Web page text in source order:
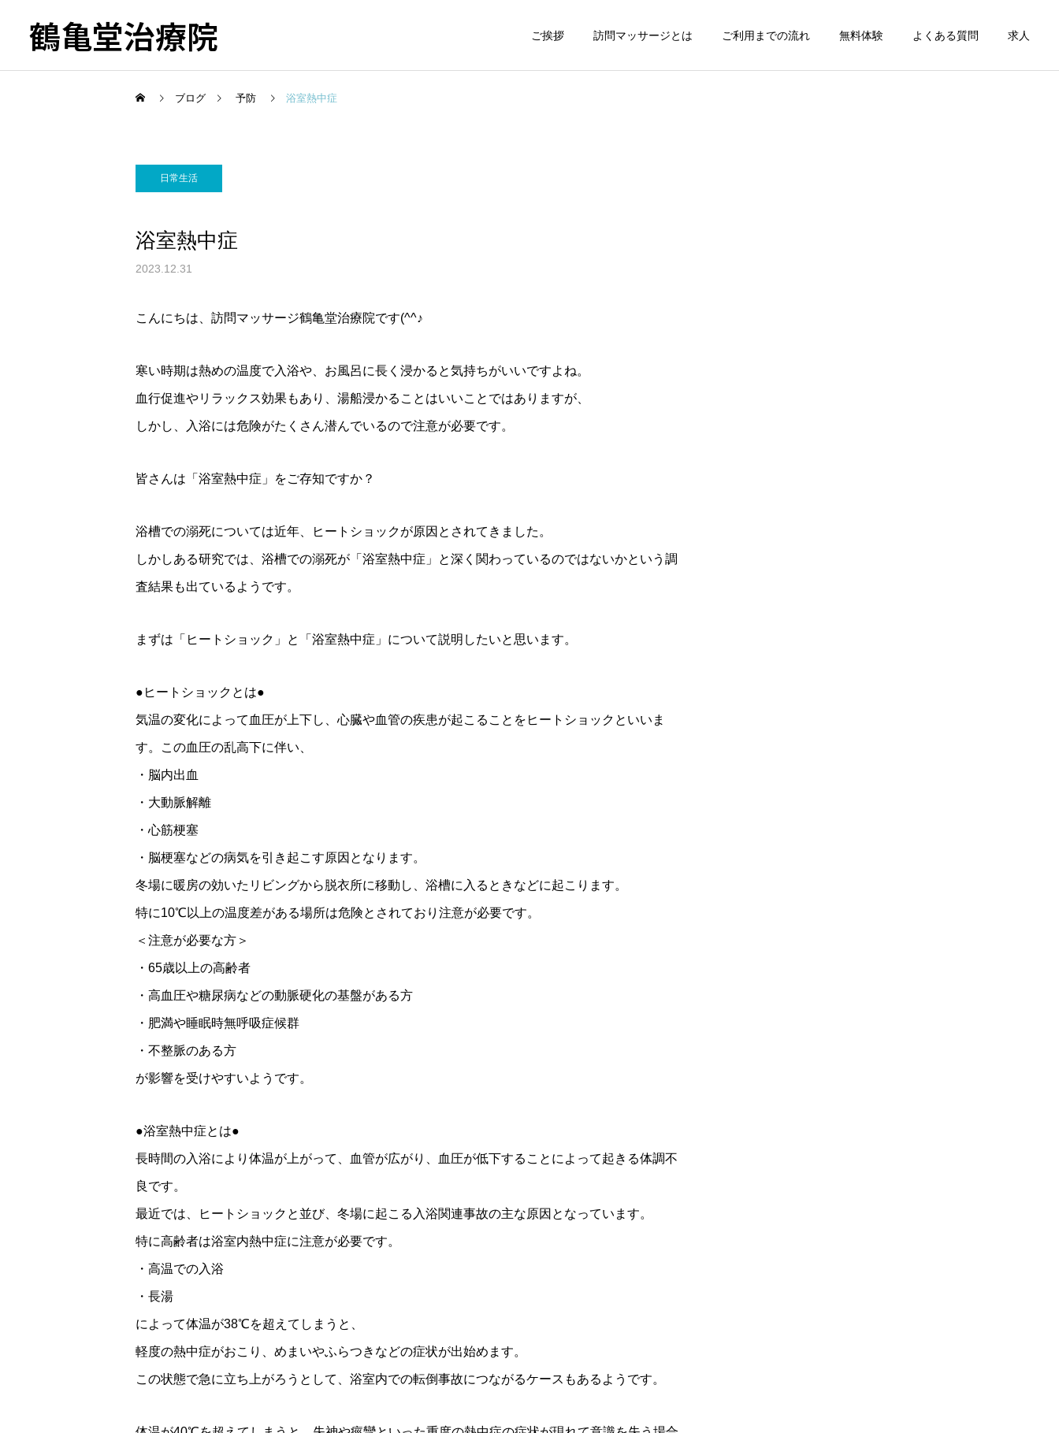
鶴亀堂治療院 ご挨拶 訪問マッサージとは ご利用までの流れ 無料体験 よくある質問 求人
ブログ 予防 浴室熱中症
日常生活
浴室熱中症
2023.12.31
こんにちは、訪問マッサージ鶴亀堂治療院です(^^♪
寒い時期は熱めの温度で入浴や、お風呂に長く浸かると気持ちがいいですよね。
血行促進やリラックス効果もあり、湯船浸かることはいいことではありますが、
しかし、入浴には危険がたくさん潜んでいるので注意が必要です。
皆さんは「浴室熱中症」をご存知ですか？
浴槽での溺死については近年、ヒートショックが原因とされてきました。
しかしある研究では、浴槽での溺死が「浴室熱中症」と深く関わっているのではないかという調
査結果も出ているようです。
まずは「ヒートショック」と「浴室熱中症」について説明したいと思います。
●ヒートショックとは●
気温の変化によって血圧が上下し、心臓や血管の疾患が起こることをヒートショックといいま
す。この血圧の乱高下に伴い、
・脳内出血
・大動脈解離
・心筋梗塞
・脳梗塞などの病気を引き起こす原因となります。
冬場に暖房の効いたリビングから脱衣所に移動し、浴槽に入るときなどに起こります。
特に10℃以上の温度差がある場所は危険とされており注意が必要です。
＜注意が必要な方＞
・65歳以上の高齢者
・高血圧や糖尿病などの動脈硬化の基盤がある方
・肥満や睡眠時無呼吸症候群
・不整脈のある方
が影響を受けやすいようです。
●浴室熱中症とは●
長時間の入浴により体温が上がって、血管が広がり、血圧が低下することによって起きる体調不
良です。
最近では、ヒートショックと並び、冬場に起こる入浴関連事故の主な原因となっています。
特に高齢者は浴室内熱中症に注意が必要です。
・高温での入浴
・長湯
によって体温が38℃を超えてしまうと、
軽度の熱中症がおこり、めまいやふらつきなどの症状が出始めます。
この状態で急に立ち上がろうとして、浴室内での転倒事故につながるケースもあるようです。